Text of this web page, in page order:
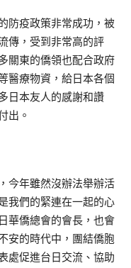
防疫政策非常成功，被
傳，受到非常高的評
關東的僑領也配合政府
醫療物資，給日本各個
日本友人的感謝和讚
出。
今年雖然沒辦法舉辦活
我們的緊連在一起的心
華僑總會的會長，也會
安的時代中，團結僑胞
處促進台日交流、協助